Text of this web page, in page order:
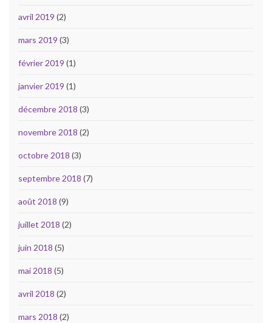
avril 2019 (2)
mars 2019 (3)
février 2019 (1)
janvier 2019 (1)
décembre 2018 (3)
novembre 2018 (2)
octobre 2018 (3)
septembre 2018 (7)
août 2018 (9)
juillet 2018 (2)
juin 2018 (5)
mai 2018 (5)
avril 2018 (2)
mars 2018 (2)